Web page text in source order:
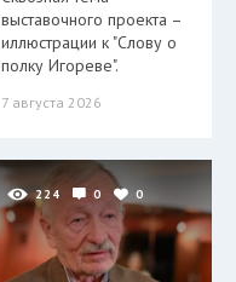
выставочного проекта –
иллюстрации к "Слову о
полку Игореве".
7 августа 2026
224 0 0